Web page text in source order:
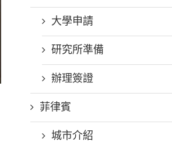
大學申請
研究所準備
辦理簽證
菲律賓
城市介紹